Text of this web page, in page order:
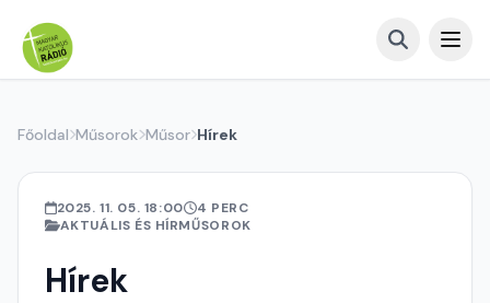
Főoldal Műsorok Műsor Hírek
2025. 11. 05. 18:00
4 PERC
AKTUÁLIS ÉS HÍRMŰSOROK
Hírek